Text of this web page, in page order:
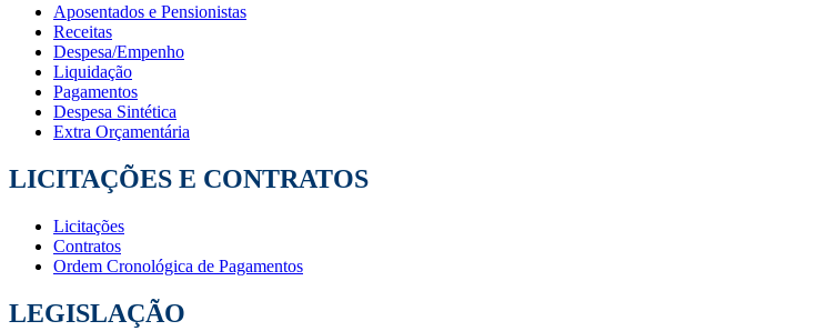
Aposentados e Pensionistas
Receitas
Despesa/Empenho
Liquidação
Pagamentos
Despesa Sintética
Extra Orçamentária
LICITAÇÕES E CONTRATOS
Licitações
Contratos
Ordem Cronológica de Pagamentos
LEGISLAÇÃO